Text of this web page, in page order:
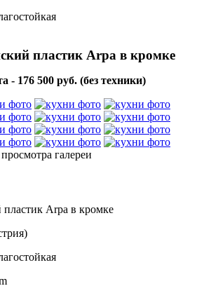
пластик Arpa в кромке
- 176 500 руб. (без техники)
галереи
Arpa в кромке